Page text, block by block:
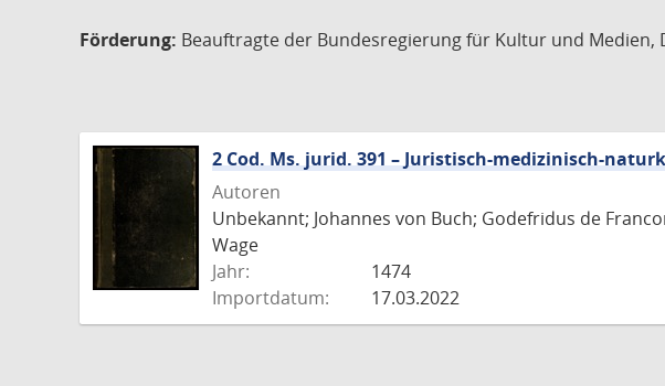
Förderung: Beauftragte der Bundesregierung für Kultur und
2 Cod. Ms. jurid. 391 – Juristisch-medizinisch-
Autoren
Unbekannt; Johannes von Buch; Godefridus de
Wage
Jahr:
1474
Importdatum:
17.03.2022